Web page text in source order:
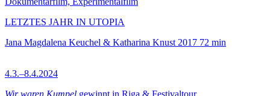
LETZTES JAHR IN UTOPIA
Jana Magdalena Keuchel & Katharina Knust 2017 72 min
4.3.–8.4.2024
Wir waren Kumpel gewinnt in Riga & Festivaltour